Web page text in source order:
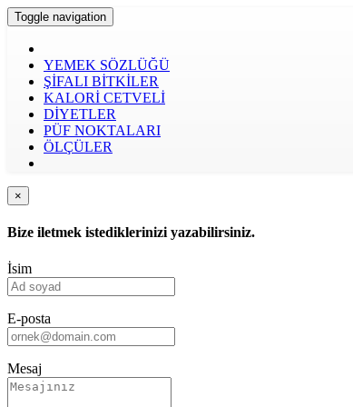
Toggle navigation
YEMEK SÖZLÜĞÜ
ŞİFALI BİTKİLER
KALORİ CETVELİ
DİYETLER
PÜF NOKTALARI
ÖLÇÜLER
×
Bize iletmek istediklerinizi yazabilirsiniz.
İsim
E-posta
Mesaj